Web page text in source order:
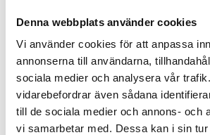
Denna webbplats använder cookies
Vi använder cookies för att anpassa
annonserna till användarna,
sociala medier och analysera vår
vidarebefordrar även sådana
till de sociala medier och annons- och
vi samarbetar med. Dessa kan i sin
4 juni 2026
Polisregionen
att rättas till”